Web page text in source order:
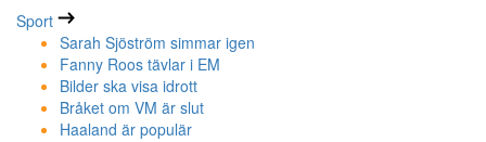
Sport
Sarah Sjöström simmar igen
Fanny Roos tävlar i EM
Bilder ska visa idrott
Bråket om VM är slut
Haaland är populär